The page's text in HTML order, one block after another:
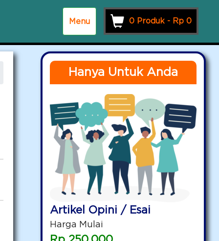
Menu 0 Produk - Rp 0
Hanya Untuk Anda
Artikel Opini / Esai
Harga Mulai